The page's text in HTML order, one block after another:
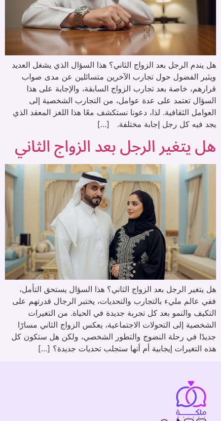
هل يندم الرجل بعد الزواج الثاني؟ هذا السؤال الذي يشغل العديد
ويثير الفضول حول تجارب الآخرين متسائلين عن مدى صواب
قرارهم، خاصة بعد تجارب الزواج السابقة، والإجابة على هذا
السؤال تعتمد على عدة عوامل، من التجارب الشخصية إلى
العوامل الثقافية. لذا، دعونا نستكشف معًا هذا اللغز المعقد الذي
يجد فيه كل رجل إجابة مختلفة. […]
هل يتغير الرجل بعد الزواج الثاني
هل يتغير الرجل بعد الزواج الثاني؟ هذا السؤال يستحق التأمل،
ففي عالم مليء بالتجارب والتحديات، يختبر الرجال قدرتهم على
التكيف والنمو بعد كل تجربة جديدة في الحياة. من التغيرات
الشخصية إلى التحولات الاجتماعية، يعكس الزواج الثاني مسارًا
جديدًا في رحلة النضوج والتطور الشخصي، ولكن هل ستكون كل
هذه التغيرات إيجابية أم أنها ستجلب تحديات جديدة؟ […]